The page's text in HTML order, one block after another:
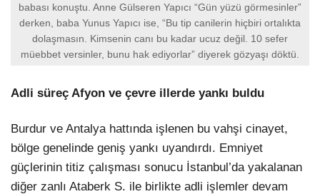
babası konuştu. Anne Gülseren Yapıcı “Gün yüzü görmesinler”
derken, baba Yunus Yapıcı ise, “Bu tip canilerin hiçbiri ortalıkta
dolaşmasın. Kimsenin canı bu kadar ucuz değil. 10 sefer
müebbet versinler, bunu hak ediyorlar” diyerek gözyaşı döktü.
Adli süreç Afyon ve çevre illerde yankı buldu
Burdur ve Antalya hattında işlenen bu vahşi cinayet,
bölge genelinde geniş yankı uyandırdı. Emniyet
güçlerinin titiz çalışması sonucu İstanbul’da yakalanan
diğer zanlı Ataberk S. ile birlikte adli işlemler devam